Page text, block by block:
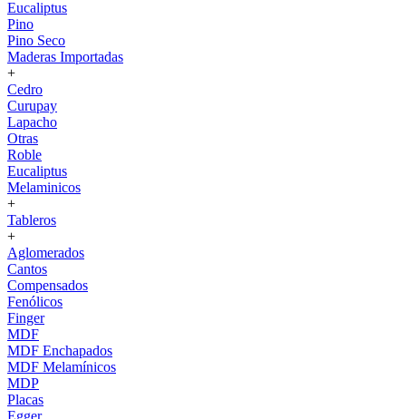
Eucaliptus
Pino
Pino Seco
Maderas Importadas
+
Cedro
Curupay
Lapacho
Otras
Roble
Eucaliptus
Melaminicos
+
Tableros
+
Aglomerados
Cantos
Compensados
Fenólicos
Finger
MDF
MDF Enchapados
MDF Melamínicos
MDP
Placas
Egger